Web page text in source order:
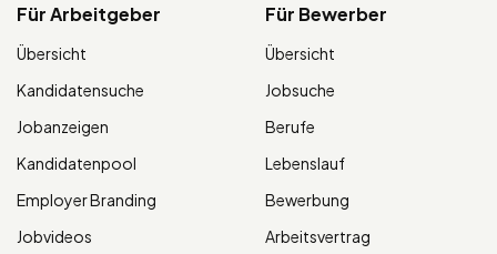
Für Arbeitgeber
Übersicht
Kandidatensuche
Jobanzeigen
Kandidatenpool
Employer Branding
Jobvideos
Für Bewerber
Übersicht
Jobsuche
Berufe
Lebenslauf
Bewerbung
Arbeitsvertrag